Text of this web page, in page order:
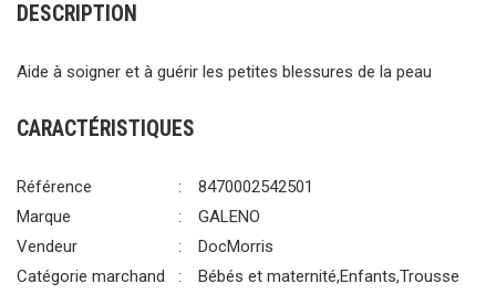
DESCRIPTION
Aide à soigner et à guérir les petites blessures de la peau
CARACTÉRISTIQUES
Référence
8470002542501
Marque
GALENO
Vendeur
DocMorris
Catégorie marchand
Bébés et maternité,Enfants,Trousse